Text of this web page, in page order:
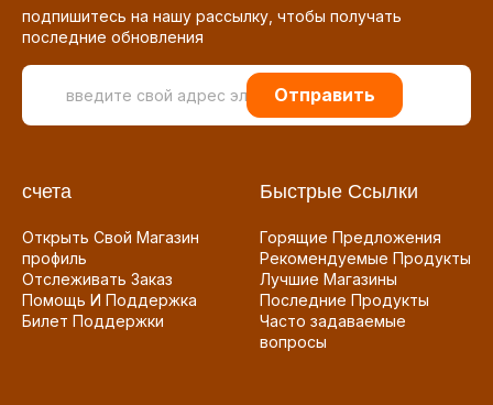
подпишитесь на нашу рассылку, чтобы получать
последние обновления
Отправить
счета
Открыть Свой Магазин
профиль
Отслеживать Заказ
Помощь И Поддержка
Билет Поддержки
Быстрые Ссылки
Горящие Предложения
Рекомендуемые Продукты
Лучшие Магазины
Последние Продукты
Часто задаваемые
вопросы